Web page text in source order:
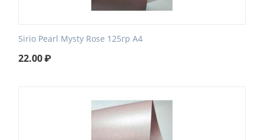
Sirio Pearl Mysty Rose 125гр А4
22.00₽